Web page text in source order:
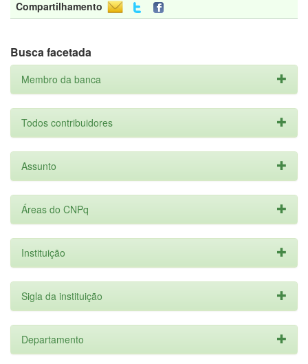
Compartilhamento
Busca facetada
Membro da banca
Todos contribuidores
Assunto
Áreas do CNPq
Instituição
Sigla da instituição
Departamento